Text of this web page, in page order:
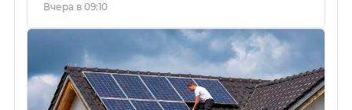
Вчера в 09:10